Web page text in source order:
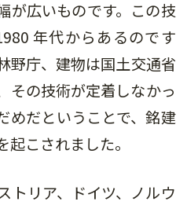
が広いものです。この技
年代からあるのです
野庁、建物は国土交通省
その技術が定着しなかっ
めだということで、銘建
こされました。
トリア、ドイツ、ノルウ